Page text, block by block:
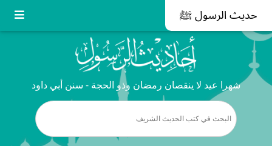
حديث الرسول ﷺ
شهرا عيد لا ينقصان رمضان وذو الحجة - سنن أبي داود